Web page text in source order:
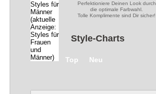
Perfektioniere Deinen Look durch
die optimale Farbwahl.
Tolle Komplimente sind Dir sicher!
Style-Charts
Top Neu